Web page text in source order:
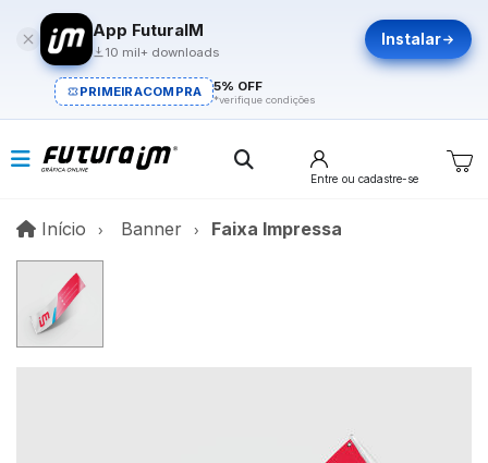
App FuturaIM
10 mil+ downloads
Instalar
PRIMEIRACOMPRA 5% OFF
*verifique condições
Entre ou cadastre-se
Início InícioBanner Faixa Impressa